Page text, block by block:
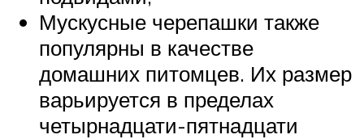
Мускусные черепашки также
популярны в качестве
домашних питомцев. Их размер
варьируется в пределах
четырнадцати-пятнадцати